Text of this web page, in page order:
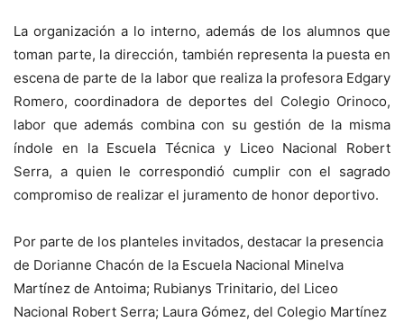
La organización a lo interno, además de los alumnos que
toman parte, la dirección, también representa la puesta en
escena de parte de la labor que realiza la profesora Edgary
Romero, coordinadora de deportes del Colegio Orinoco,
labor que además combina con su gestión de la misma
índole en la Escuela Técnica y Liceo Nacional Robert
Serra, a quien le correspondió cumplir con el sagrado
compromiso de realizar el juramento de honor deportivo.
Por parte de los planteles invitados, destacar la presencia
de Dorianne Chacón de la Escuela Nacional Minelva
Martínez de Antoima; Rubianys Trinitario, del Liceo
Nacional Robert Serra; Laura Gómez, del Colegio Martínez